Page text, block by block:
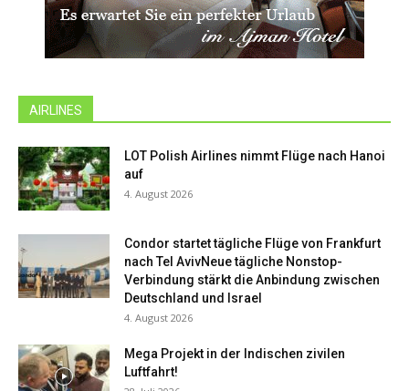
AIRLINES
LOT Polish Airlines nimmt Flüge nach Hanoi
auf
4. August 2026
Condor startet tägliche Flüge von Frankfurt
nach Tel AvivNeue tägliche Nonstop-
Verbindung stärkt die Anbindung zwischen
Deutschland und Israel
4. August 2026
Mega Projekt in der Indischen zivilen
Luftfahrt!